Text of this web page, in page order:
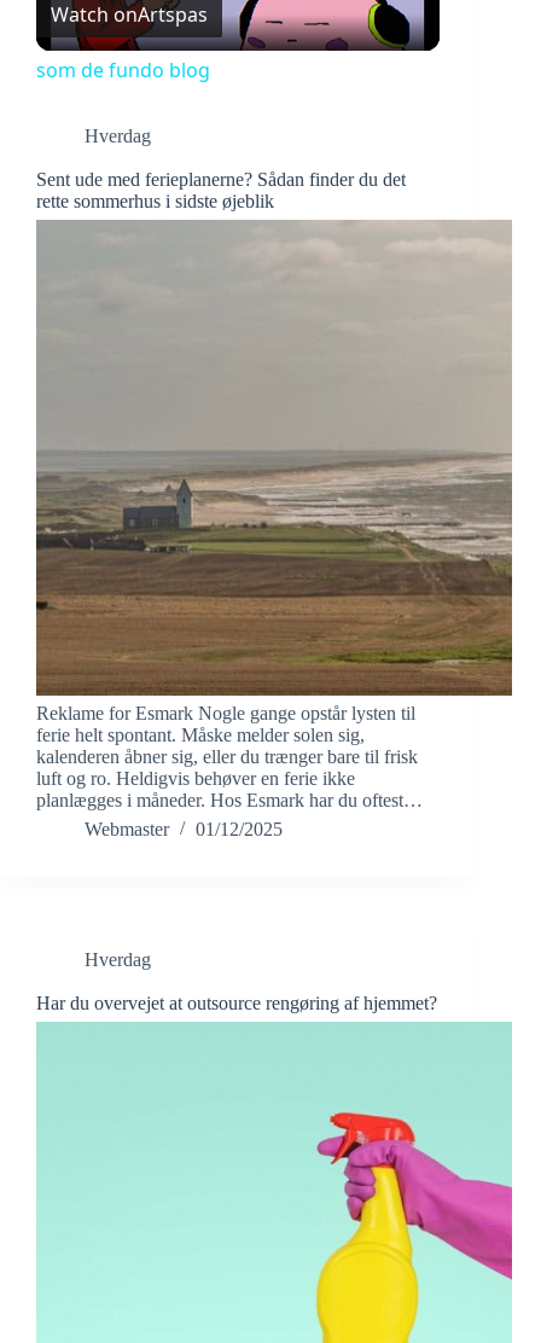
l
y
e
o
Watch onArtspas
som de fundo blog
Hverdag
Sent ude med ferieplanerne? Sådan finder du det
rette sommerhus i sidste øjeblik
Reklame for Esmark Nogle gange opstår lysten til
ferie helt spontant. Måske melder solen sig,
kalenderen åbner sig, eller du trænger bare til frisk
luft og ro. Heldigvis behøver en ferie ikke
planlægges i måneder. Hos Esmark har du oftest…
Webmaster
01/12/2025
Hverdag
Har du overvejet at outsource rengøring af hjemmet?